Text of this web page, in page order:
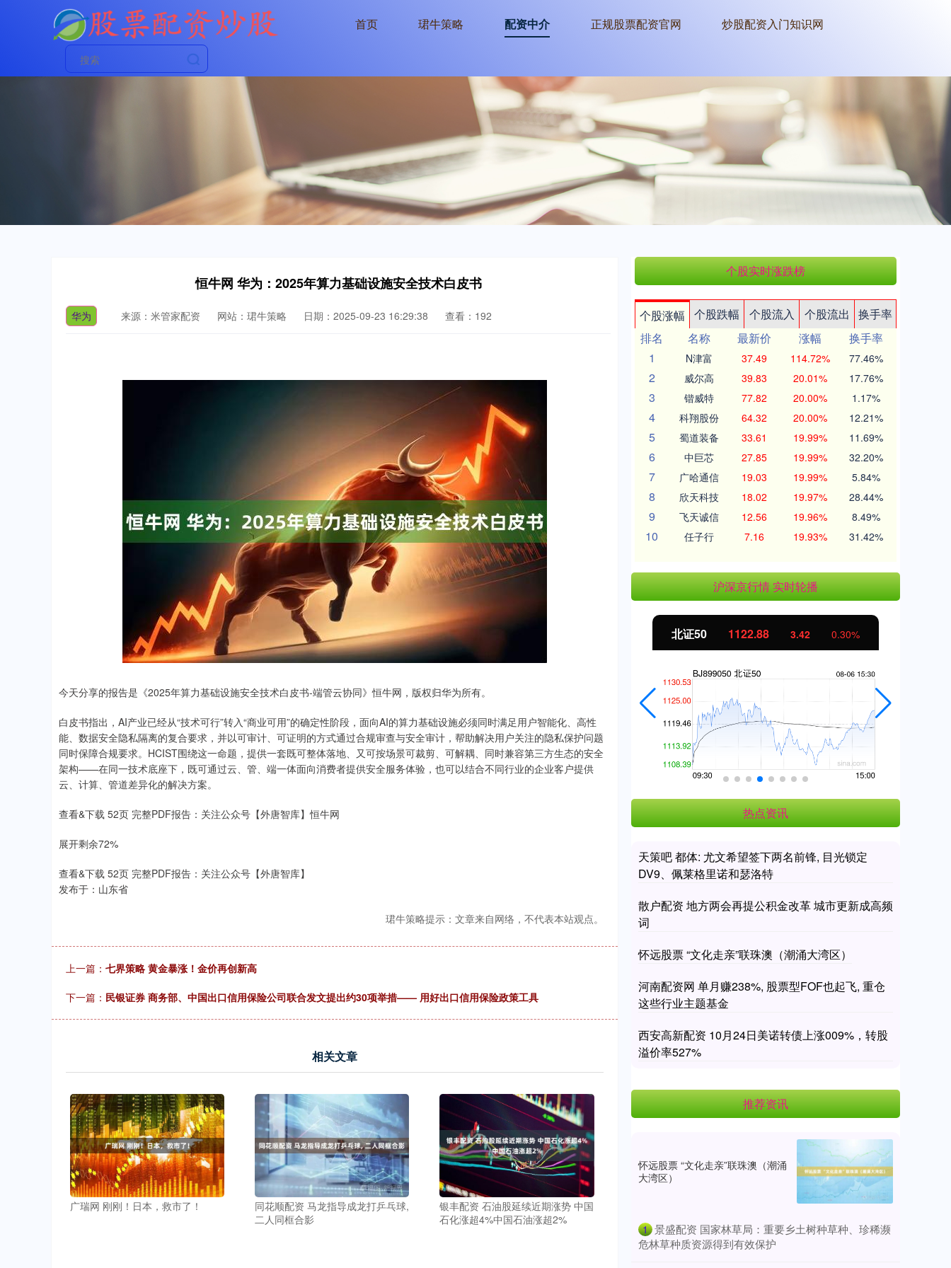
首页 珺牛策略 配资中介 正规股票配资官网 炒股配资入门知识网
恒牛网 华为：2025年算力基础设施安全技术白皮书
华为 来源：米管家配资 网站：珺牛策略 日期：2025-09-23 16:29:38 查看：192
今天分享的报告是《2025年算力基础设施安全技术白皮书-端管云协同》恒牛网，版权归华为所有。
白皮书指出，AI产业已经从“技术可行”转入“商业可用”的确定性阶段，面向AI的算力基础设施必须同时满足用户智能化、高性
能、数据安全隐私隔离的复合要求，并以可审计、可证明的方式通过合规审查与安全审计，帮助解决用户关注的隐私保护问题
同时保障合规要求。HCIST围绕这一命题，提供一套既可整体落地、又可按场景可裁剪、可解耦、同时兼容第三方生态的安全
架构——在同一技术底座下，既可通过云、管、端一体面向消费者提供安全服务体验，也可以结合不同行业的企业客户提供
云、计算、管道差异化的解决方案。
查看&下载 52页 完整PDF报告：关注公众号【外唐智库】恒牛网
展开剩余72%
查看&下载 52页 完整PDF报告：关注公众号【外唐智库】
发布于：山东省
珺牛策略提示：文章来自网络，不代表本站观点。
上一篇： 七界策略 黄金暴涨！金价再创新高
下一篇： 民银证券 商务部、中国出口信用保险公司联合发文提出约30项举措—— 用好出口信用保险政策工具
相关文章
广瑞网 刚刚！日本，救市了！
同花顺配资 马龙指导成龙打乒乓球,
二人同框合影
银丰配资 石油股延续近期涨势 中国
石化涨超4%中国石油涨超2%
个股实时涨跌榜
个股涨幅 个股跌幅 个股流入 个股流出
换手率
排名
名称 最新价 涨幅
换手率
1
N津富 37.49 114.72% 77.46%
2 威尔高 39.83 20.01% 17.76%
3 锴威特 77.82 20.00% 1.17%
4 科翔股份 64.32 20.00% 12.21%
5 蜀道装备 33.61 19.99% 11.69%
6 中巨芯 27.85 19.99% 32.20%
7 广哈通信 19.03 19.99% 5.84%
8 欣天科技 18.02 19.97% 28.44%
9 飞天诚信 12.56 19.96% 8.49%
10 任子行 7.16 19.93% 31.42%
沪深京行情 实时轮播
深证成指 14110.12 -0.24% 沪深300 4651.31 北证50 1122.88 3.42 0.30%
热点资讯
天策吧 都体: 尤文希望签下两名前锋, 目光锁定
DV9、佩莱格里诺和瑟洛特
散户配资 地方两会再提公积金改革 城市更新成高频
词
怀远股票 “文化走亲”联珠澳（潮涌大湾区）
河南配资网 单月赚238%, 股票型FOF也起飞, 重仓
这些行业主题基金
西安高新配资 10月24日美诺转债上涨009%，转股
溢价率527%
推荐资讯
怀远股票 “文化走亲”联珠澳（潮涌
大湾区）
1 ​景盛配资 国家林草局：重要乡土树种草种、珍稀濒
危林草种质资源得到有效保护